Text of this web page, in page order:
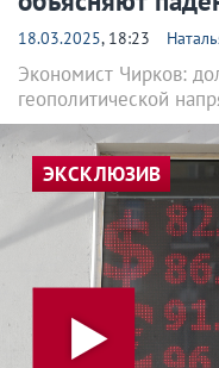
18.03.2025, 18:23
Экономист Чирков:
геополитической
ЭКСКЛЮЗИВ